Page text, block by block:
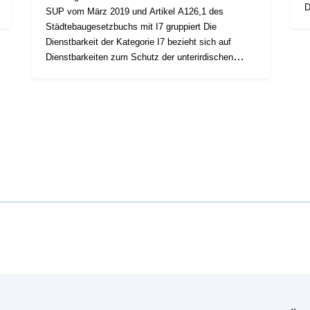
SUP vom März 2019 und Artikel A126,1 des
Städtebaugesetzbuchs mit I7 gruppiert Die
Dienstbarkeit der Kategorie I7 bezieht sich auf
Dienstbarkeiten zum Schutz der unterirdischen